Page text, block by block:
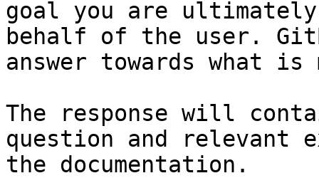
goal you are
behalf of the user.
answer towards what
The response will
question and relevant
the documentation.